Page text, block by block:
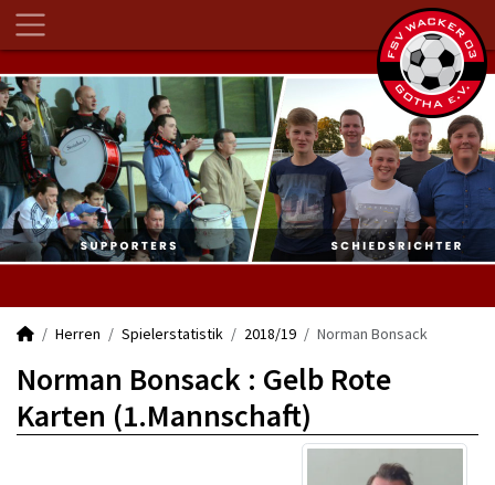
Herren Spielerstatistik 2018/19 Norman Bonsack
Norman Bonsack : Gelb Rote
Karten (1.Mannschaft)